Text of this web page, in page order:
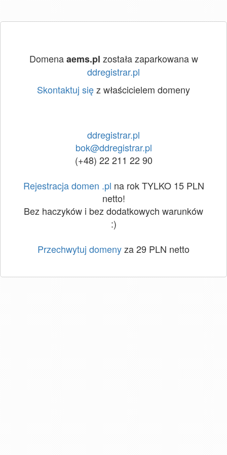
Domenaaems.pl została zaparkowana w
ddregistrar.pl
Skontaktuj sięz właścicielem domeny
ddregistrar.pl
bok@ddregistrar.pl
(+48) 22 211 22 90
Rejestracja domen .pl na rok TYLKO 15 PLN
netto!
Bez haczyków i bez dodatkowych warunków
:)
Przechwytuj domenyza 29 PLN netto